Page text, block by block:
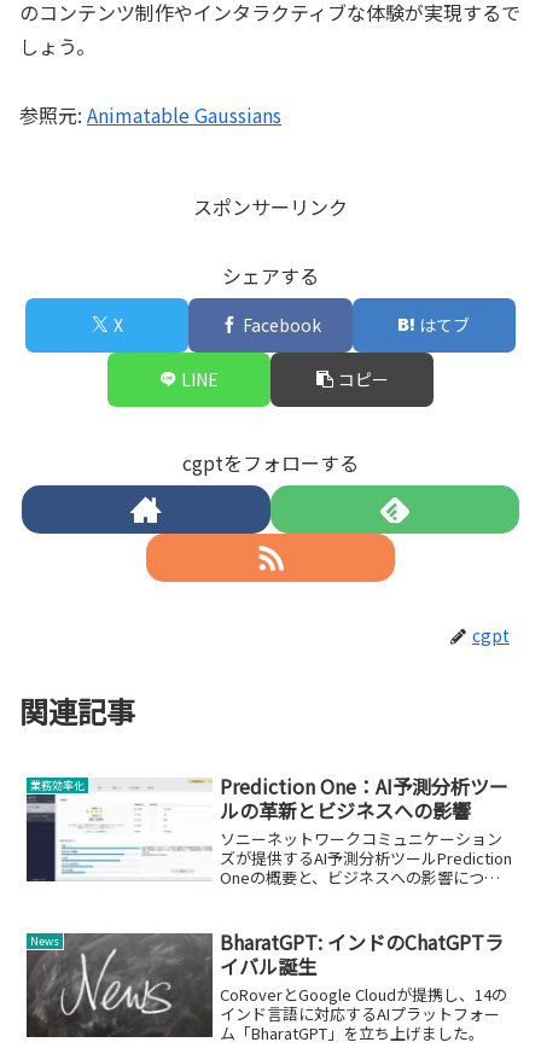
のコンテンツ制作やインタラクティブな体験が実現するで
しょう。
参照元: Animatable Gaussians
スポンサーリンク
シェアする
X Facebook はてブ
LINE コピー
cgptをフォローする
cgpt
関連記事
業務効率化
Prediction One：AI予測分析ツー
ルの革新とビジネスへの影響
ソニーネットワークコミュニケーション
ズが提供するAI予測分析ツールPrediction
Oneの概要と、ビジネスへの影響につい
News
BharatGPT: インドのChatGPTラ
イバル誕生
CoRoverとGoogle Cloudが提携し、14の
インド言語に対応するAIプラットフォー
ム「BharatGPT」を立ち上げました。